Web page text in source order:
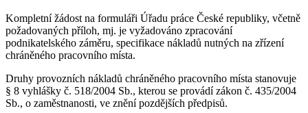
Kompletní žádost na formuláři Úřadu práce České republiky, včetně
požadovaných příloh, mj. je vyžadováno zpracování
podnikatelského záměru, specifikace nákladů nutných na zřízení
chráněného pracovního místa.
Druhy provozních nákladů chráněného pracovního místa stanovuje
§ 8 vyhlášky č. 518/2004 Sb., kterou se provádí zákon č. 435/2004
Sb., o zaměstnanosti, ve znění pozdějších předpisů.